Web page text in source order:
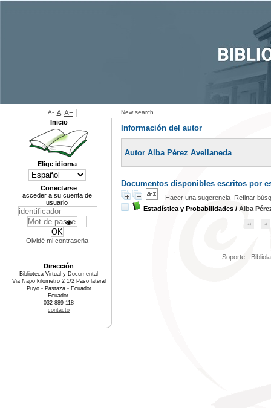
New search
Información del autor
Autor Alba Pérez Avellaneda
Documentos disponibles escritos por
Hacer una sugerencia Refinar
Estadística y Probabilidades / Alba
Soporte -
A- A A+
Inicio
Elige idioma
Conectarse
acceder a su cuenta de
usuario
Olvidé mi contraseña
Dirección
Biblioteca Virtual y Documental
Via Napo kilometro 2 1/2 Paso lateral
Puyo - Pastaza - Ecuador
Ecuador
032 889 118
contacto